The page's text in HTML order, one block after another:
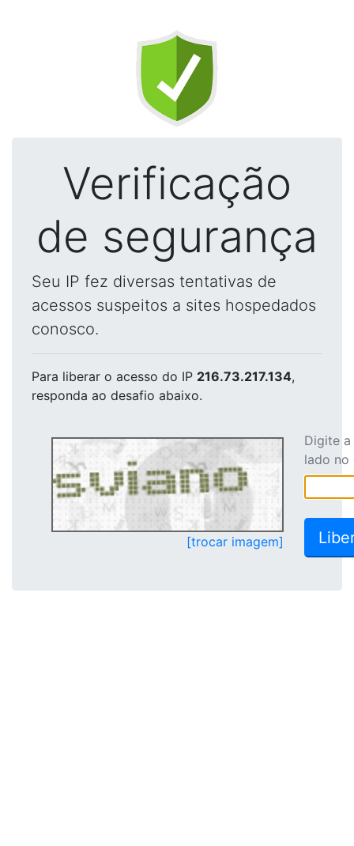
Verificação
de segurança
Seu IP fez diversas tentativas de
acessos suspeitos a sites hospedados
conosco.
Para liberar o acesso do IP 216.73.217.134,
responda ao desafio abaixo.
[trocar imagem]
Digite
lado no